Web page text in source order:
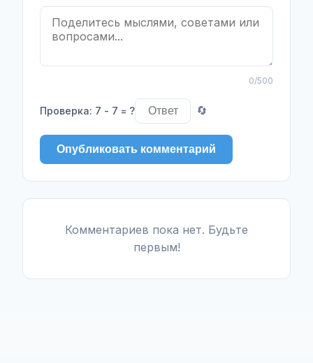
0/500
Проверка: 7 - 7 = ? 🔄
Опубликовать комментарий
Комментариев пока нет. Будьте
первым!